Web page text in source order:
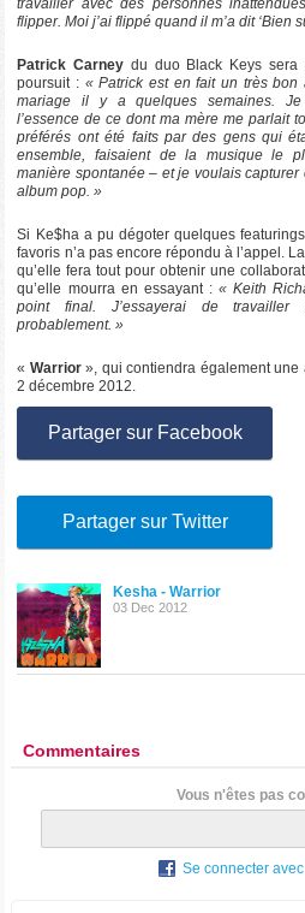
travailler avec des personnes
flipper. Moi j’ai flippé quand il m’a dit ‘Bien
Patrick Carney du duo Black Keys sera
poursuit : « Patrick est en fait un très
mariage il y a quelques semaines. Je
l’essence de ce dont ma mère me parlait
préférés ont été faits par des gens qui
ensemble, faisaient de la musique le
manière spontanée – et je voulais
album pop. »
Si Ke$ha a pu dégoter quelques
favoris n’a pas encore répondu à l’appel.
qu’elle fera tout pour obtenir une
qu’elle mourra en essayant : « Keith
point final. J’essayerai de
probablement. »
« Warrior», qui contiendra également une
2 décembre 2012.
Partager sur Facebook
Partager sur Twitter
Kesha - Warrior
03 Dec 2012
Commentaires
Vous n'êtes pas
Se connecter